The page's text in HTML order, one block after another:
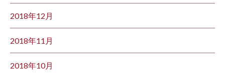
2018年12月
2018年11月
2018年10月